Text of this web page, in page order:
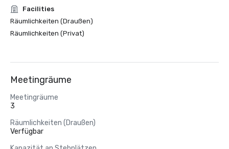
Facilities
Räumlichkeiten (Draußen)
Räumlichkeiten (Privat)
Meetingräume
Meetingräume
3
Räumlichkeiten (Draußen)
Verfügbar